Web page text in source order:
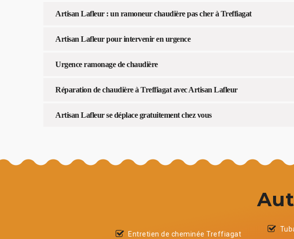
Artisan Lafleur : un ramoneur chaudière pas cher à Treffiagat
Artisan Lafleur pour intervenir en urgence
Urgence ramonage de chaudière
Réparation de chaudière à Treffiagat avec Artisan Lafleur
Artisan Lafleur se déplace gratuitement chez vous
Entretien de cheminée Treffiagat